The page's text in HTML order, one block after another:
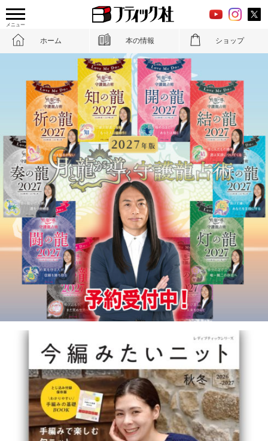
メニュー
ホーム 本の情報 ショップ